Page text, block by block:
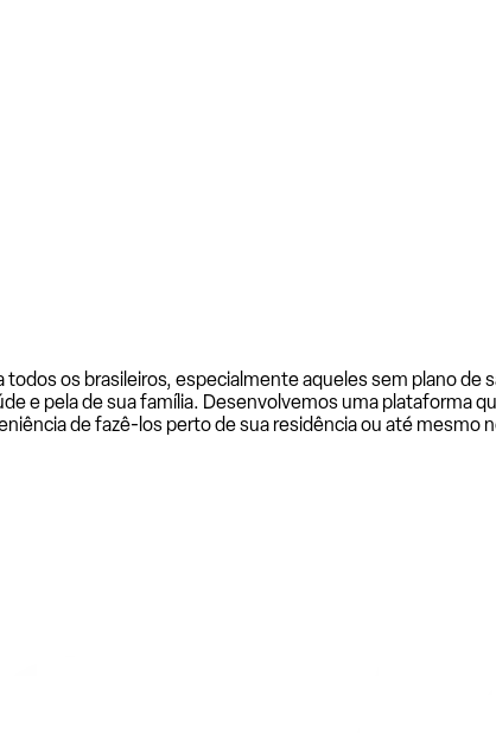
os brasileiros, especialmente aqueles sem plano de
e pela de sua família. Desenvolvemos uma plataforma
de fazê-los perto de sua residência ou até mesmo